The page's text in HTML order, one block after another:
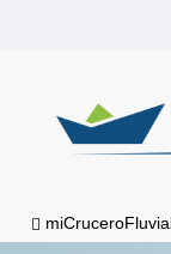
content
miCruceroFluvial